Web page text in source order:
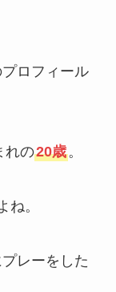
ロフィール
れの20歳。
ね。
レーをした